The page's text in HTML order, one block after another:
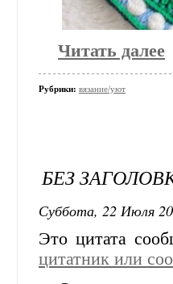
Читать далее
Рубрики: вязание/уют
БЕЗ
Суббота, 22 Июля
Это цитата
цитатник или